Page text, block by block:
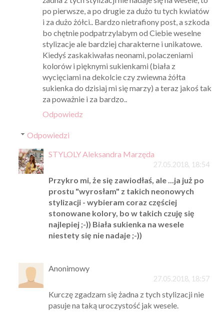
po pierwsze, a po drugie za dużo tu tych kwiatów
i za dużo żółci.. Bardzo nietrafiony post, a szkoda
bo chętnie podpatrzylabym od Ciebie weselne
stylizacje ale bardziej charakterne i unikatowe.
Kiedyś zaskakiwałas neonami, polaczeniami
kolorów i pięknymi sukienkami (biała z
wycięciami na dekolcie czy zwiewna żółta
sukienka do dzisiaj mi się marzy) a teraz jakoś tak
za poważnie i za bardzo..
Odpowiedz
Odpowiedzi
STYLOLY Aleksandra Marzęda
27.05.2018, 18:54
Przykro mi, że się zawiodłaś, ale ...ja już po
prostu "wyrosłam" z takich neonowych
stylizacji - wybieram coraz częściej
stonowane kolory, bo w takich czuję się
najlepiej ;-)) Biała sukienka na wesele
niestety się nie nadaje ;-))
Anonimowy
27.05.2018, 18:57
Kurczę zgadzam się żadna z tych stylizacji nie
pasuje na taką uroczystość jak wesele.